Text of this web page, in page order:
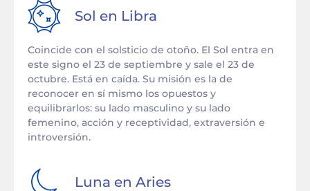
Sol en Libra
Coincide con el solsticio de otoño. El Sol entra en
este signo el 23 de septiembre y sale el 23 de
octubre. Está en caída. Su misión es la de
reconocer en sí mismo los opuestos y
equilibrarlos: su lado masculino y su lado
femenino, acción y receptividad, extraversión e
introversión.
Luna en Aries